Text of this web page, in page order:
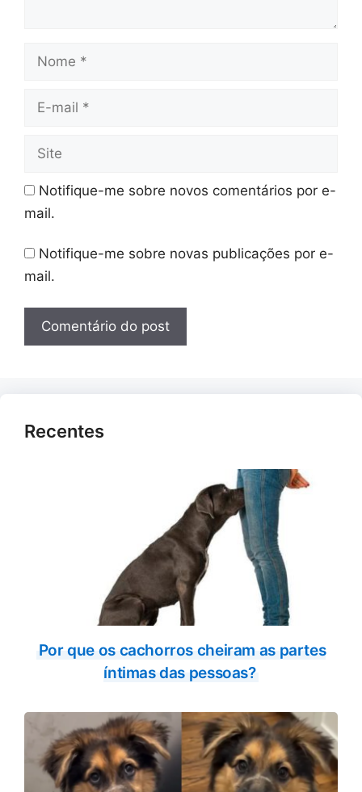
mail
Notifique-me sobre novos comentários por e-
mail.
Notifique-me sobre novas publicações por e-
mail.
Recentes
Por que os cachorros cheiram as partes
íntimas das pessoas?